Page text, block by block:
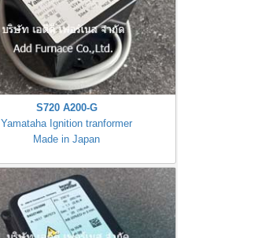
S720 A200-G
Yamataha Ignition tranformer
Made in Japan